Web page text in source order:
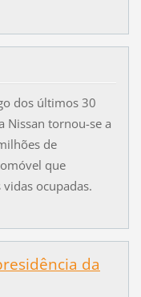
dos últimos 30
Nissan tornou-se a
de
que
vidas ocupadas.
da